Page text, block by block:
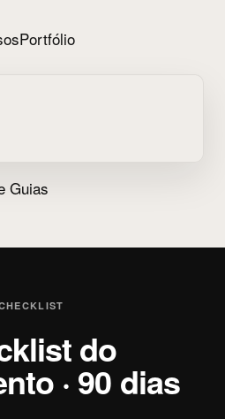
Portfólio
Guias
do
· 90 dias